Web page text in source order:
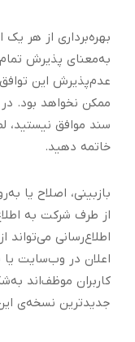
بهره‌برداری از هر
به‌معنای پذیرش
عدم‌پذیرش این
ممکن نخواهد بود.
سند موافق نیستید،
خاتمه دهید.
بازبینی، اصلاح یا
از طرف شرکت به
اطلاع‌رسانی می‌تواند
اعلان در وب‌سایت یا
کاربران موظف‌اند
جدیدترین نسخه‌ی